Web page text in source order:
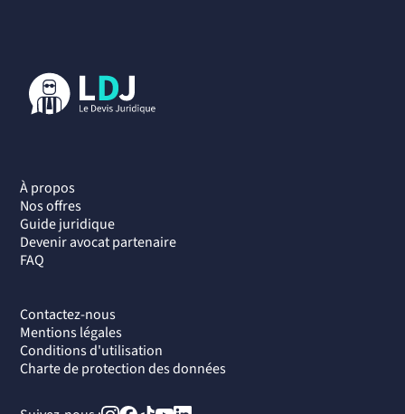
À propos
Nos offres
Guide juridique
Devenir avocat partenaire
FAQ
Contactez-nous
Mentions légales
Conditions d'utilisation
Charte de protection des données